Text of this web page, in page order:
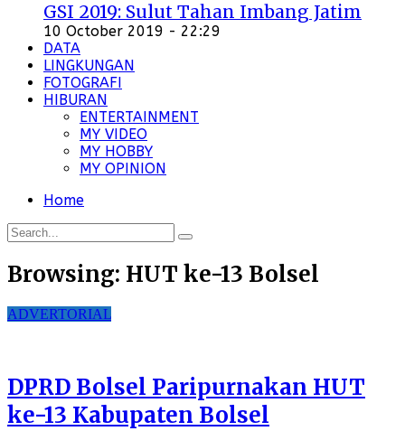
GSI 2019: Sulut Tahan Imbang Jatim
10 October 2019 - 22:29
DATA
LINGKUNGAN
FOTOGRAFI
HIBURAN
ENTERTAINMENT
MY VIDEO
MY HOBBY
MY OPINION
Home
Browsing: HUT ke-13 Bolsel
ADVERTORIAL
DPRD Bolsel Paripurnakan HUT
ke-13 Kabupaten Bolsel